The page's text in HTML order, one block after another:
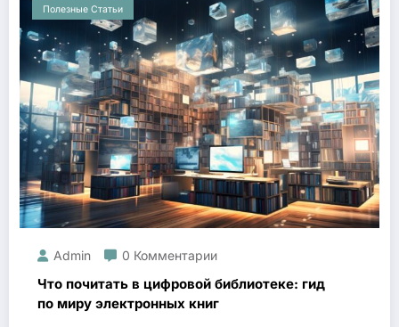
Полезные Статьи
Admin 0 Комментарии
Что почитать в цифровой библиотеке: гид
по миру электронных книг